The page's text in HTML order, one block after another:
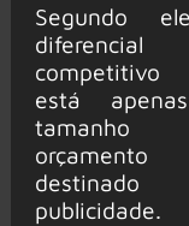
Segundo
diferencial
está
orçamento